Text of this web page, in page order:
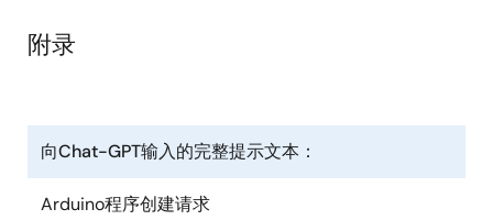
附录
向Chat-GPT输入的完整提示文本：
Arduino程序创建请求